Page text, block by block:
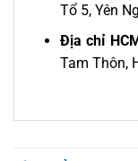
Tổ 5, Yên
Địa chỉ
Tam Thôn,